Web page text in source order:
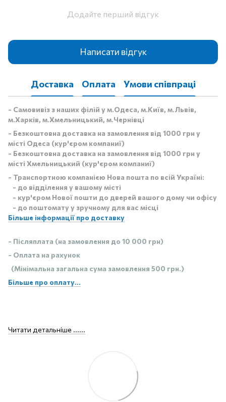
Додайте перший відгук
Написати відгук
Доставка Оплата Умови співпраці
- Самовивіз з наших філій у м.Одеса, м.Київ, м.Львів,
м.Харків, м.Хмельницький, м.Чернівці
- Безкоштовна доставка на замовлення від 1000 грн у
місті Одеса (кур'єром компаниї)
- Безкоштовна доставка на замовлення від 1000 грн у
місті Хмельницький (кур'єром компаниї)
- Транспортною компанією Нова пошта по всій Україні:
- до відділення у вашому місті
- кур'єром Нової пошти до дверей вашого дому чи офісу
- до поштомату у зручному для вас місці
Більше інформації про доставку
- Післяплата (на замовлення до 10 000 грн)
- Оплата на рахунок
(Мінімальна загальна сума замовлення 500 грн.)
Більше про оплату...
Читати детальніше ......